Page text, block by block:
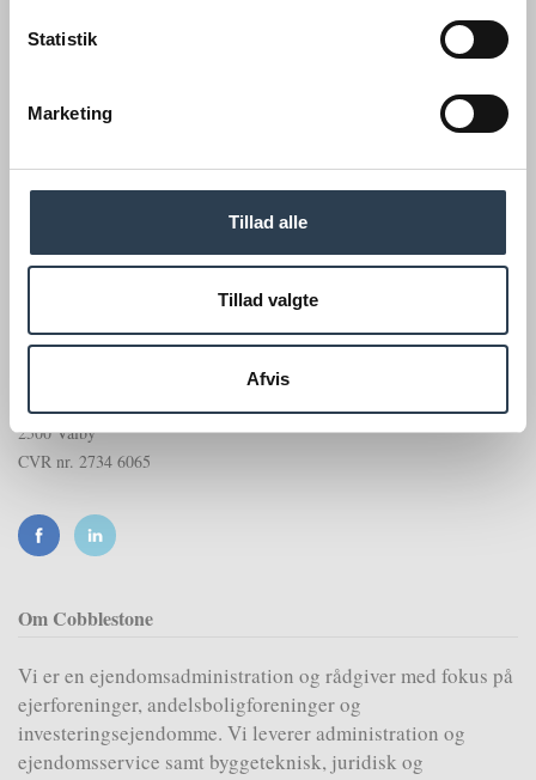
Statistik
Marketing
Tillad alle
Tillad valgte
Afvis
kontakt@cobblestone.dk
2500 Valby
CVR nr. 2734 6065
Om Cobblestone
Vi er en ejendomsadministration og rådgiver med fokus på
ejerforeninger, andelsboligforeninger og
investeringsejendomme. Vi leverer administration og
ejendomsservice samt byggeteknisk, juridisk og